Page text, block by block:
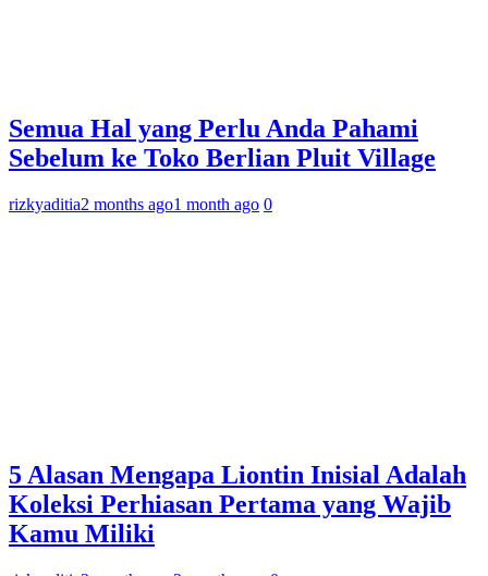
Semua Hal yang Perlu Anda Pahami
Sebelum ke Toko Berlian Pluit Village
rizkyaditia2 months ago1 month ago 0
5 Alasan Mengapa Liontin Inisial Adalah
Koleksi Perhiasan Pertama yang Wajib
Kamu Miliki